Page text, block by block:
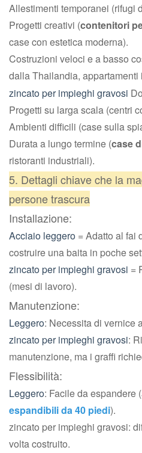
Allestimenti temporanei (rifugi
Progetti creativi (contenitori
case con estetica moderna).
Costruzioni veloci e a basso
dalla Thailandia, appartamenti
zincato per impieghi gravosi
Progetti su larga scala (centri
Ambienti difficili (case sulla
Durata a lungo termine (case
ristoranti industriali).
5. Dettagli chiave che la
persone trascura
Installazione:
Acciaio leggero = Adatto al fai
costruire una baita in poche
zincato per impieghi gravosi =
(mesi di lavoro).
Manutenzione:
Leggero: Necessita di vernice
zincato per impieghi gravosi:
manutenzione, ma i graffi
Flessibilità:
Leggero: Facile da espandere
espandibili da 40 piedi).
zincato per impieghi gravosi:
volta costruito.